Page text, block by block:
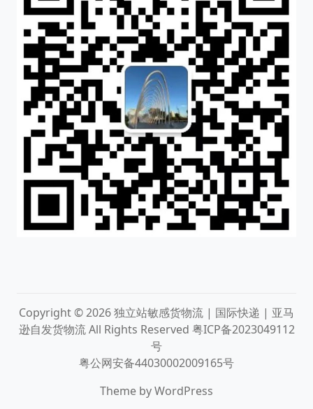
Copyright © 2026独立站敏感货物流 | 国际快递 | 亚马
逊自发货物流All Rights Reserved 粤ICP备2023049112
号
粤公网安备44030002009165号
Theme byWordPress